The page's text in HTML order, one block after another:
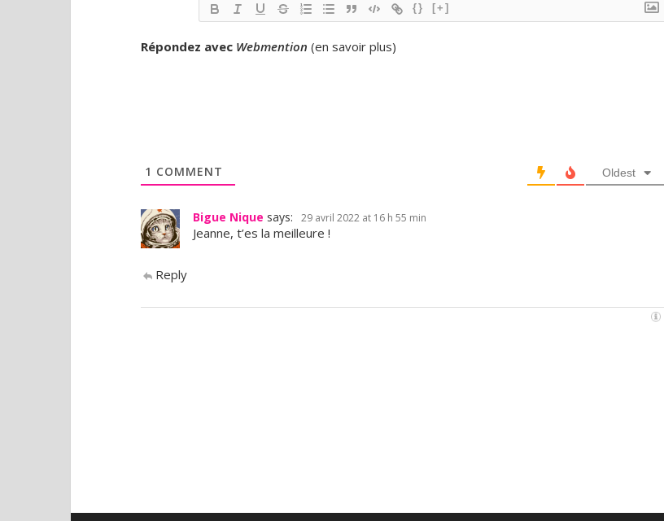
{} [+]
Répondez avec Webmention (en savoir plus)
1 COMMENT Oldest
Bigue Nique says: 29 avril 2022 at 16 h 55 min
Jeanne, t’es la meilleure !
Reply